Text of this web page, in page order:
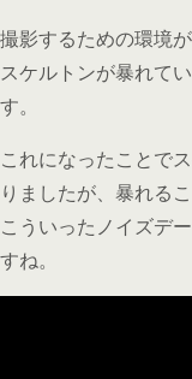
撮影するための環境
スケルトンが暴れて
す。
これになったことで
りましたが、暴れる
こういったノイズデ
すね。